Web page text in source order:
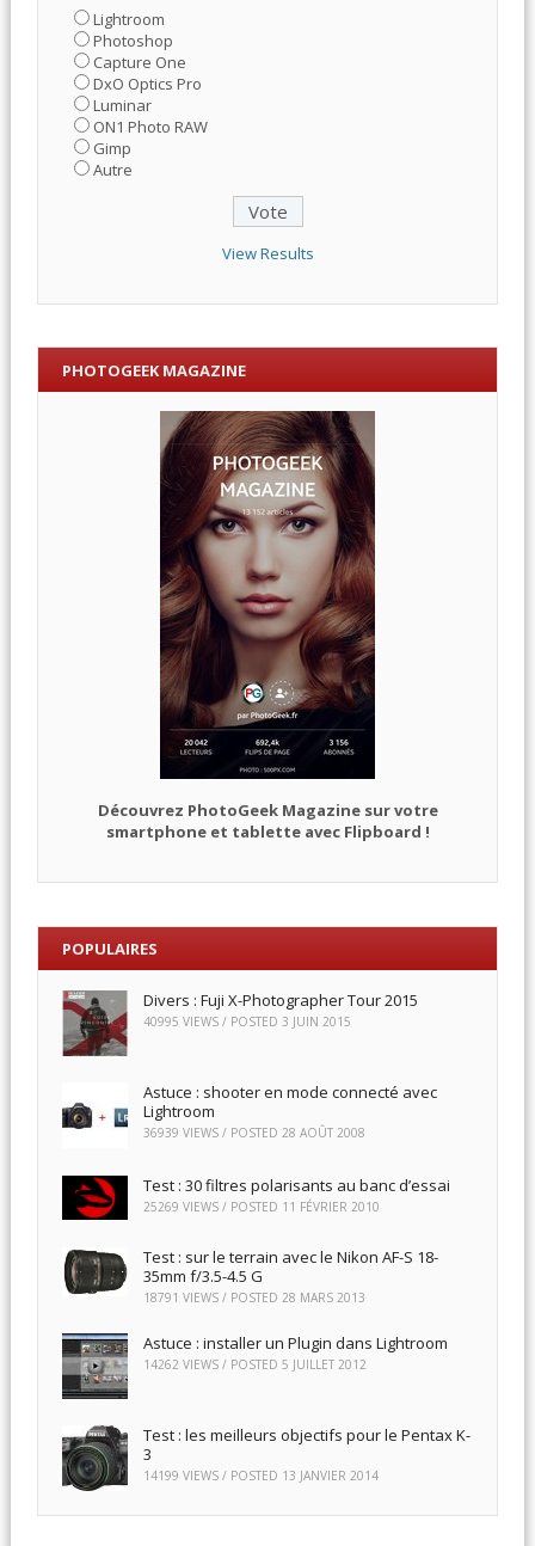
Lightroom
Photoshop
Capture One
DxO Optics Pro
Luminar
ON1 Photo RAW
Gimp
Autre
View Results
PHOTOGEEK MAGAZINE
Découvrez PhotoGeek Magazine sur votre
smartphone et tablette avec Flipboard !
POPULAIRES
Divers : Fuji X-Photographer Tour 2015
40995 VIEWS / POSTED 3 JUIN 2015
Astuce : shooter en mode connecté avec
Lightroom
36939 VIEWS / POSTED 28 AOÛT 2008
Test : 30 filtres polarisants au banc d’essai
25269 VIEWS / POSTED 11 FÉVRIER 2010
Test : sur le terrain avec le Nikon AF-S 18-
35mm f/3.5-4.5 G
18791 VIEWS / POSTED 28 MARS 2013
Astuce : installer un Plugin dans Lightroom
14262 VIEWS / POSTED 5 JUILLET 2012
Test : les meilleurs objectifs pour le Pentax K-
3
14199 VIEWS / POSTED 13 JANVIER 2014